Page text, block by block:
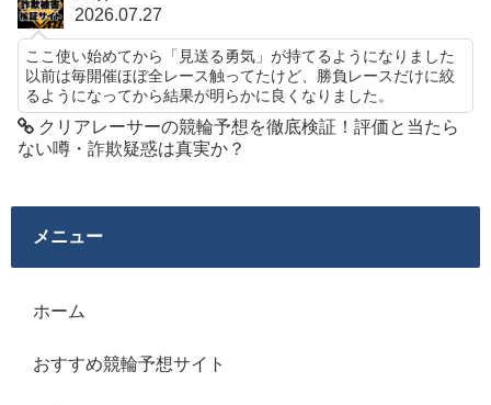
2026.07.27
ここ使い始めてから「見送る勇気」が持てるようになりました
以前は毎開催ほぼ全レース触ってたけど、勝負レースだけに絞
るようになってから結果が明らかに良くなりました。
クリアレーサーの競輪予想を徹底検証！評価と当たら
ない噂・詐欺疑惑は真実か？
メニュー
ホーム
おすすめ競輪予想サイト